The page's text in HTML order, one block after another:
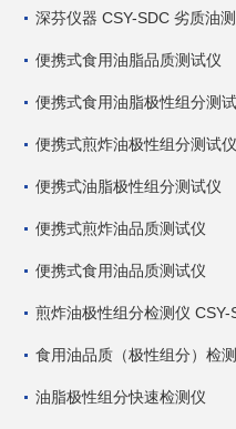
深芬仪器 CSY-SDC 劣质油
便携式食用油脂品质测试仪
便携式食用油脂极性组分测
便携式煎炸油极性组分测试仪
便携式油脂极性组分测试仪
便携式煎炸油品质测试仪
便携式食用油品质测试仪
油脂极性组分快速检测仪